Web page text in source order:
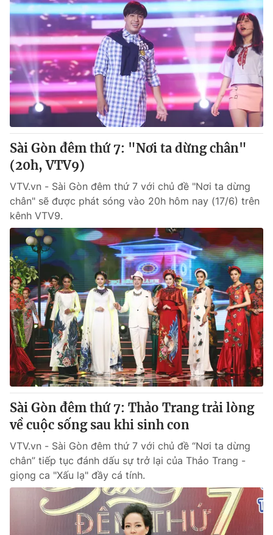
Sài Gòn đêm thứ 7: "Nơi ta dừng chân"
(20h, VTV9)
VTV.vn - Sài Gòn đêm thứ 7 với chủ đề "Nơi ta dừng
chân" sẽ được phát sóng vào 20h hôm nay (17/6) trên
kênh VTV9.
Sài Gòn đêm thứ 7: Thảo Trang trải lòng
về cuộc sống sau khi sinh con
VTV.vn - Sài Gòn đêm thứ 7 với chủ đề “Nơi ta dừng
chân” tiếp tục đánh dấu sự trở lại của Thảo Trang -
giọng ca "Xấu lạ" đầy cá tính.